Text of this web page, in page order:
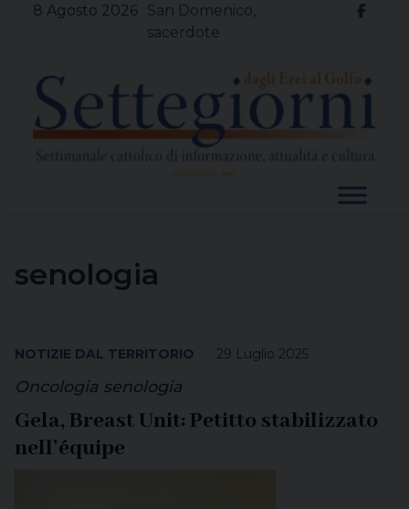
8 Agosto 2026 San Domenico,
sacerdote
senologia
29 Luglio 2025
NOTIZIE DAL TERRITORIO
Oncologia senologia
Gela, Breast Unit: Petitto stabilizzato
nell’équipe